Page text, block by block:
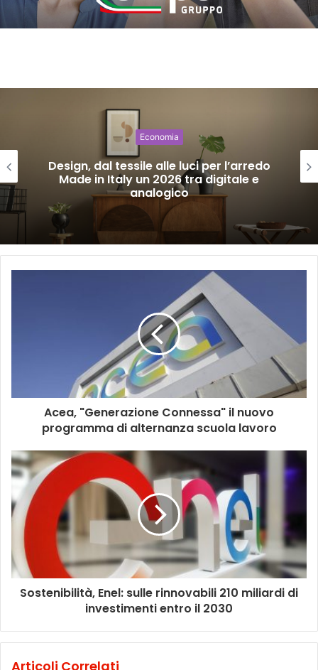
Economia
Design, dal tessile alle luci per l’arredo
Made in Italy un 2026 tra digitale e
analogico
Acea, "Generazione Connessa" il nuovo
programma di alternanza scuola lavoro
Sostenibilità, Enel: sulle rinnovabili 210 miliardi di
investimenti entro il 2030
Articoli Correlati